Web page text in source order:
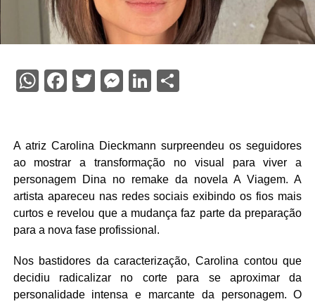
WhatsApp
Facebook
Twitter
Messenger
LinkedIn
Share
A atriz Carolina Dieckmann surpreendeu os seguidores
ao mostrar a transformação no visual para viver a
personagem Dina no remake da novelaA Viagem. A
artista apareceu nas redes sociais exibindo os fios mais
curtos e revelou que a mudança faz parte da preparação
para a nova fase profissional.
Nos bastidores da caracterização, Carolina contou que
decidiu radicalizar no corte para se aproximar da
personalidade intensa e marcante da personagem. O